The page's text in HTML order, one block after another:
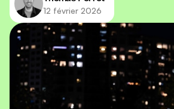
12 février 2026